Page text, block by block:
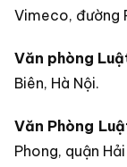
Vimeco, đường
Văn phòng
Biên, Hà Nội.
Văn Phòng
Phong, quận